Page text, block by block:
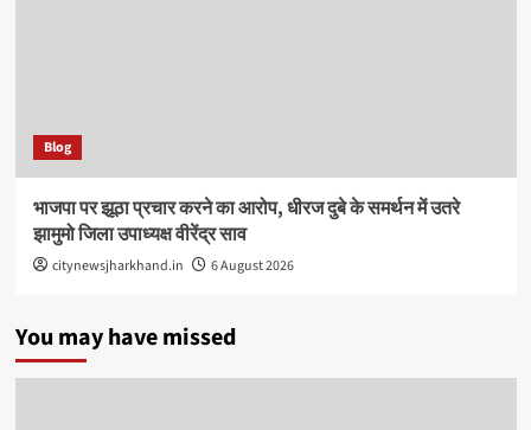
Blog
भाजपा पर झूठा प्रचार करने का आरोप, धीरज दुबे के समर्थन में उतरे
झामुमो जिला उपाध्यक्ष वीरेंद्र साव
citynewsjharkhand.in 6 August 2026
You may have missed